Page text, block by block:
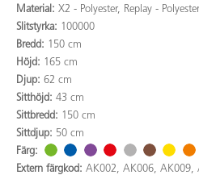
Material: X2 - Polyester, Replay -
Slitstyrka: 100000
Bredd: 150 cm
Höjd: 165 cm
Djup: 62 cm
Sitthöjd: 43 cm
Sittbredd: 150 cm
Sittdjup: 50 cm
Färg:
Extern färgkod: AK002, AK006, AK009,